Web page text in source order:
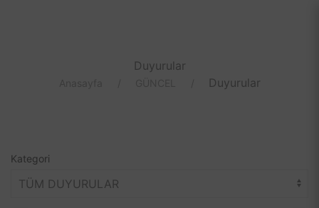
Duyurular
Duyurular
Kategori